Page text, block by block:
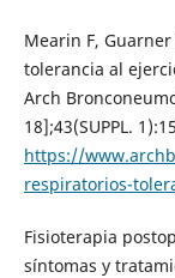
Mearin F,
tolerancia al
Arch
18];43(SUPPL.
https://
respiratorios-
Fisioterapia
síntomas y